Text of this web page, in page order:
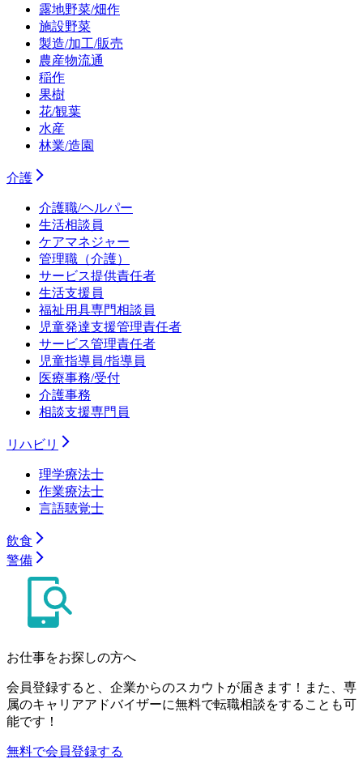
露地野菜/畑作
施設野菜
製造/加工/販売
農産物流通
稲作
果樹
花/観葉
水産
林業/造園
介護
介護職/ヘルパー
生活相談員
ケアマネジャー
管理職（介護）
サービス提供責任者
生活支援員
福祉用具専門相談員
児童発達支援管理責任者
サービス管理責任者
児童指導員/指導員
医療事務/受付
介護事務
相談支援専門員
リハビリ
理学療法士
作業療法士
言語聴覚士
飲食
警備
お仕事をお探しの方へ
会員登録すると、企業からのスカウトが届きます！また、専
属のキャリアアドバイザーに無料で転職相談をすることも可
能です！
無料で会員登録する